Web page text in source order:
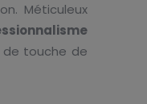
Méticuleux
de touche de